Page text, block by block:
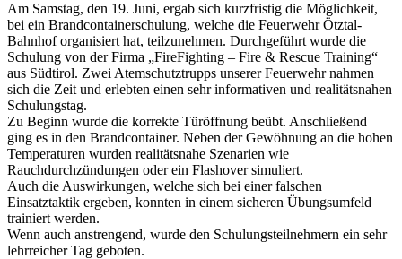
Am Samstag, den 19. Juni, ergab sich kurzfristig die Möglichkeit,
bei ein Brandcontainerschulung, welche die Feuerwehr Ötztal-
Bahnhof organisiert hat, teilzunehmen. Durchgeführt wurde die
Schulung von der Firma „FireFighting – Fire & Rescue Training“
aus Südtirol. Zwei Atemschutztrupps unserer Feuerwehr nahmen
sich die Zeit und erlebten einen sehr informativen und realitätsnahen
Schulungstag.
Zu Beginn wurde die korrekte Türöffnung beübt. Anschließend
ging es in den Brandcontainer. Neben der Gewöhnung an die hohen
Temperaturen wurden realitätsnahe Szenarien wie
Rauchdurchzündungen oder ein Flashover simuliert.
Auch die Auswirkungen, welche sich bei einer falschen
Einsatztaktik ergeben, konnten in einem sicheren Übungsumfeld
trainiert werden.
Wenn auch anstrengend, wurde den Schulungsteilnehmern ein sehr
lehrreicher Tag geboten.